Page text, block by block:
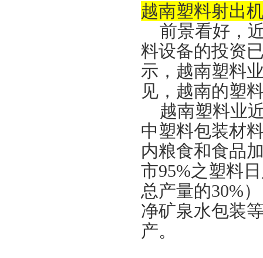
越南塑料射出
前景看好，
料设备的投资
示，越南塑料
见，越南的塑
越南塑料业
中塑料包装材
内粮食和食品
市95%之塑料
总产量的30%
净矿泉水包装
产。